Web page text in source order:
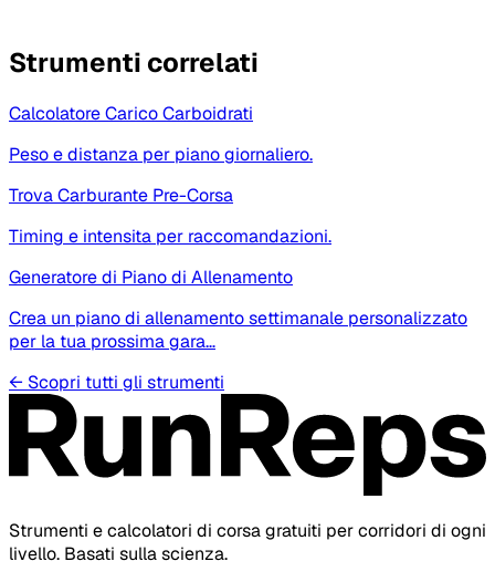
Strumenti correlati
Calcolatore Carico Carboidrati
Peso e distanza per piano giornaliero.
Trova Carburante Pre-Corsa
Timing e intensita per raccomandazioni.
Generatore di Piano di Allenamento
Crea un piano di allenamento settimanale personalizzato
per la tua prossima gara…
← Scopri tutti gli strumenti
Strumenti e calcolatori di corsa gratuiti per corridori di ogni
livello. Basati sulla scienza.